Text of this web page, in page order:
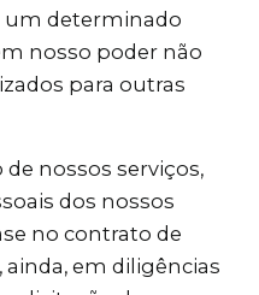
um determinado
nosso poder não
para outras
nossos serviços,
dos nossos
no contrato de
em diligências